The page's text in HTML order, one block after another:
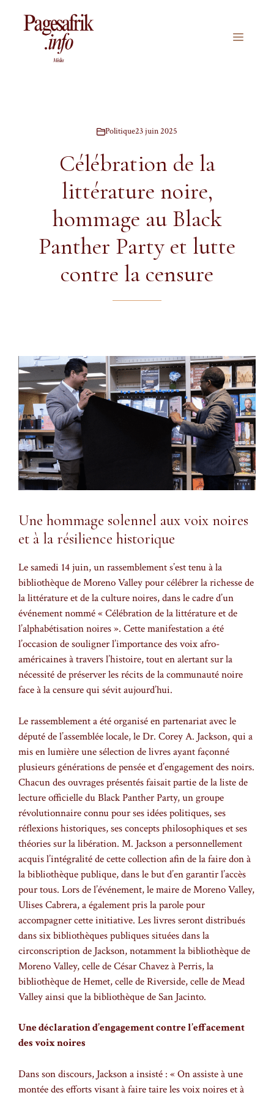
Menu
Politique23 juin 2025
Célébration de la
littérature noire,
hommage au Black
Panther Party et lutte
contre la censure
Une hommage solennel aux voix noires
et à la résilience historique
Le samedi 14 juin, un rassemblement s’est tenu à la
bibliothèque de Moreno Valley pour célébrer la richesse de
la littérature et de la culture noires, dans le cadre d’un
événement nommé « Célébration de la littérature et de
l’alphabétisation noires ». Cette manifestation a été
l’occasion de souligner l’importance des voix afro-
américaines à travers l’histoire, tout en alertant sur la
nécessité de préserver les récits de la communauté noire
face à la censure qui sévit aujourd’hui.
Le rassemblement a été organisé en partenariat avec le
député de l’assemblée locale, le Dr. Corey A. Jackson, qui a
mis en lumière une sélection de livres ayant façonné
plusieurs générations de pensée et d’engagement des noirs.
Chacun des ouvrages présentés faisait partie de la liste de
lecture officielle du Black Panther Party, un groupe
révolutionnaire connu pour ses idées politiques, ses
réflexions historiques, ses concepts philosophiques et ses
théories sur la libération. M. Jackson a personnellement
acquis l’intégralité de cette collection afin de la faire don à
la bibliothèque publique, dans le but d’en garantir l’accès
pour tous. Lors de l’événement, le maire de Moreno Valley,
Ulises Cabrera, a également pris la parole pour
accompagner cette initiative. Les livres seront distribués
dans six bibliothèques publiques situées dans la
circonscription de Jackson, notamment la bibliothèque de
Moreno Valley, celle de César Chavez à Perris, la
bibliothèque de Hemet, celle de Riverside, celle de Mead
Valley ainsi que la bibliothèque de San Jacinto.
Une déclaration d’engagement contre l’effacement
des voix noires
Dans son discours, Jackson a insisté : « On assiste à une
montée des efforts visant à faire taire les voix noires et à